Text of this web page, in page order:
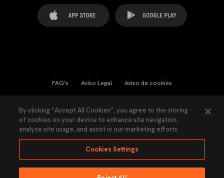
FAQ's Aviso Legal Aviso de cookies
Ley Transparencia Política de Privacidad
Accesibilidad
By clicking “Accept All Cookies”, you agree to the storing
of cookies on your device to enhance site navigation,
analyze site usage, and assist in our marketing efforts.
Cookies Settings